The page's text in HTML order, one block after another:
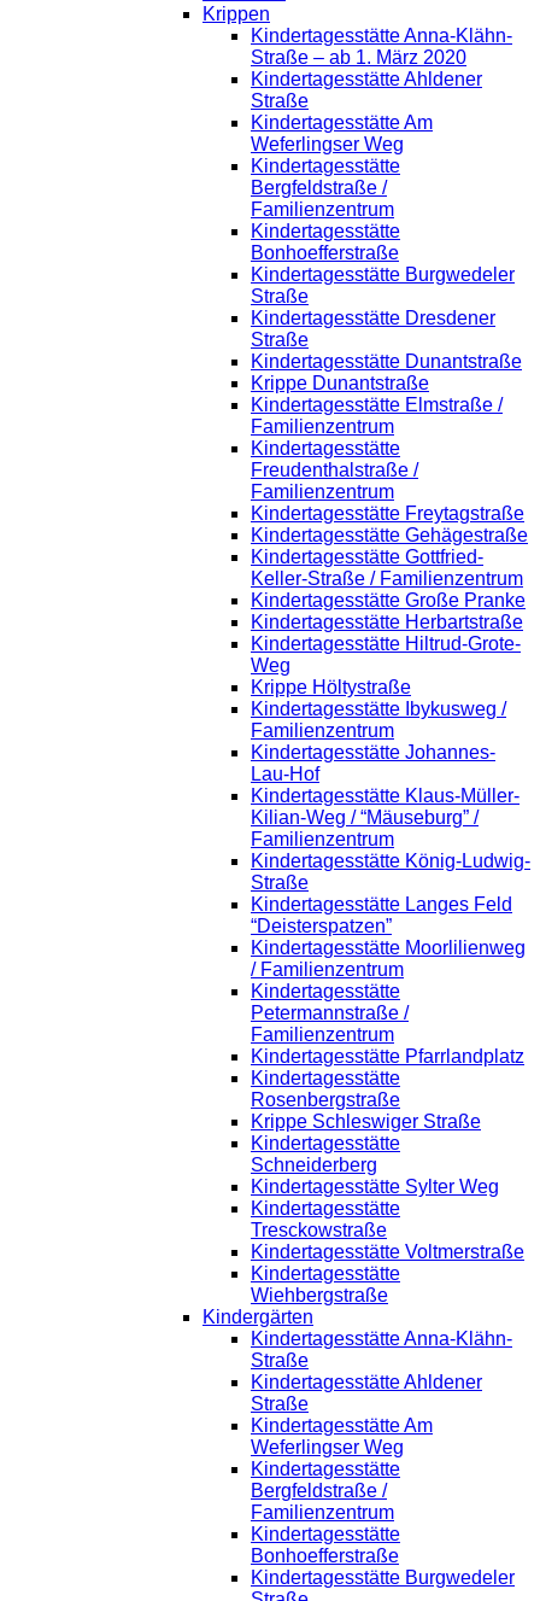
Krippen
Kindertagesstätte Anna-Klähn-
Straße – ab 1. März 2020
Kindertagesstätte Ahldener
Straße
Kindertagesstätte Am
Weferlingser Weg
Kindertagesstätte
Bergfeldstraße /
Familienzentrum
Kindertagesstätte
Bonhoefferstraße
Kindertagesstätte Burgwedeler
Straße
Kindertagesstätte Dresdener
Straße
Kindertagesstätte Dunantstraße
Krippe Dunantstraße
Kindertagesstätte Elmstraße /
Familienzentrum
Kindertagesstätte
Freudenthalstraße /
Familienzentrum
Kindertagesstätte Freytagstraße
Kindertagesstätte Gehägestraße
Kindertagesstätte Gottfried-
Keller-Straße / Familienzentrum
Kindertagesstätte Große Pranke
Kindertagesstätte Herbartstraße
Kindertagesstätte Hiltrud-Grote-
Weg
Krippe Höltystraße
Kindertagesstätte Ibykusweg /
Familienzentrum
Kindertagesstätte Johannes-
Lau-Hof
Kindertagesstätte Klaus-Müller-
Kilian-Weg / “Mäuseburg” /
Familienzentrum
Kindertagesstätte König-Ludwig-
Straße
Kindertagesstätte Langes Feld
“Deisterspatzen”
Kindertagesstätte Moorlilienweg
/ Familienzentrum
Kindertagesstätte
Petermannstraße /
Familienzentrum
Kindertagesstätte Pfarrlandplatz
Kindertagesstätte
Rosenbergstraße
Krippe Schleswiger Straße
Kindertagesstätte
Schneiderberg
Kindertagesstätte Sylter Weg
Kindertagesstätte
Tresckowstraße
Kindertagesstätte Voltmerstraße
Kindertagesstätte
Wiehbergstraße
Kindergärten
Kindertagesstätte Anna-Klähn-
Straße
Kindertagesstätte Ahldener
Straße
Kindertagesstätte Am
Weferlingser Weg
Kindertagesstätte
Bergfeldstraße /
Familienzentrum
Kindertagesstätte
Bonhoefferstraße
Kindertagesstätte Burgwedeler